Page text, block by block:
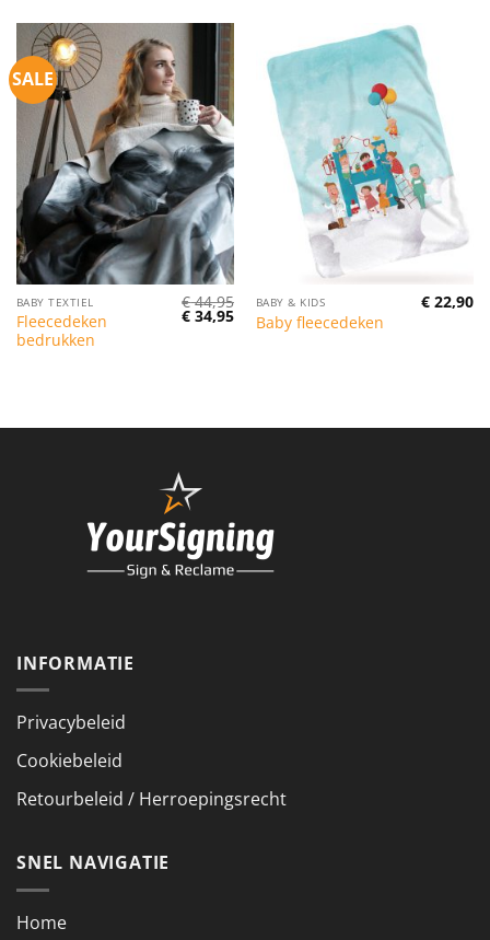
SALE
BABY TEXTIEL
Fleecedeken
bedrukken
€44,95
Oorspronkelijke
prijs
€ 34,95Huidige
prijs
BABY & KIDS
Baby fleecedeken
€ 22,90
INFORMATIE
Privacybeleid
Cookiebeleid
Retourbeleid / Herroepingsrecht
SNEL NAVIGATIE
Home